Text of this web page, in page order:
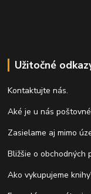
Užitočné
Kontaktujte nás.
Aké je u nás
Zasielame aj mimo
Bližšie o obchodných
Ako vykupujeme